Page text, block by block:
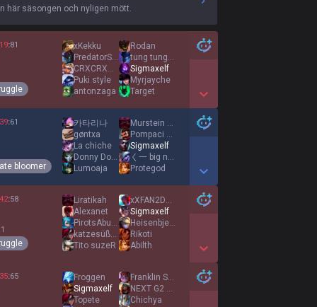
här säsongen och nyligen mött.
19:81
xKekku
PredatorSSG
CRXCRXCRXCRX
Puki style
antonzaga
Rodan
tung tung tung
Sigmaxelf
Myrjayche
Target
Show More Detail Games
39:61
bloomer
카타리나
gøntxa
La chiche
Donny Donowitz
Lumoaja
Murstein Bando
Pompaci Krosh
Sigmaxelf
く一 big noob
Protegod
Show More Detail Games
42:58
Liratikah
Alexanet
PirotsAbuser
katzesüßsauer
Tito suzeR
xXFAN2DEFTONESXx
Sigmaxelf
Heisenbjerg
Rikoti
Abilth
Show More Detail Games
35:65
Froggen
Sigmaxelf
Topete
Franklin Saint
NEXT G2 MIDKING
Chichya